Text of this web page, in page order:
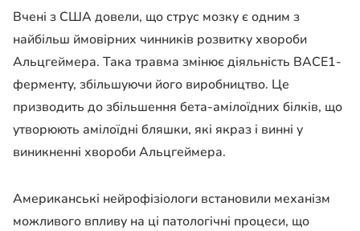
Вчені з США довели, що струс мозку є одним з
найбільш ймовірних чинників розвитку хвороби
Альцгеймера. Така травма змінює діяльність BACE1-
ферменту, збільшуючи його виробництво. Це
призводить до збільшення бета-амілоїдних білків, що
утворюють амілоїдні бляшки, які якраз і винні у
виникненні хвороби Альцгеймера.
Американські нейрофізіологи встановили механізм
можливого впливу на ці патологічні процеси, що